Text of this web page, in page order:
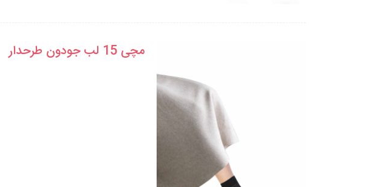
مچی 15 لب جودون طرحدار